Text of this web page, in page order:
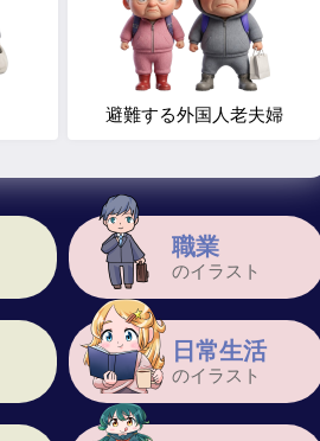
職業
のイラスト
日常生活
のイラスト
避難する外国人老夫婦